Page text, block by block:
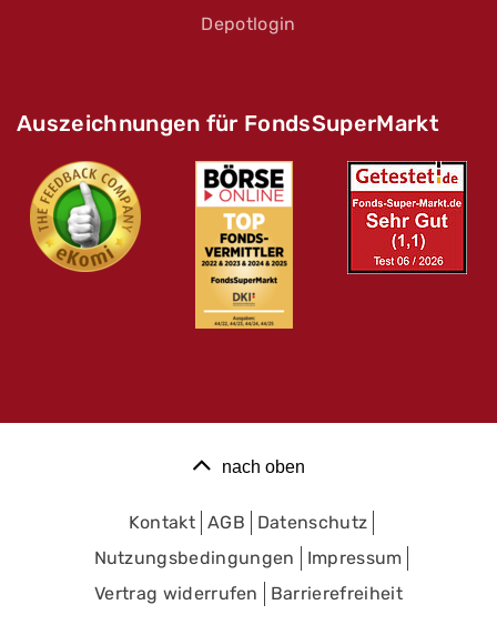
Depotlogin
Auszeichnungen für FondsSuperMarkt
nach oben
Kontakt AGB
Datenschutz
Nutzungsbedingungen
Impressum
Vertrag widerrufen
Barrierefreiheit